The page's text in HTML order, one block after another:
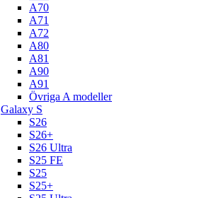
A70
A71
A72
A80
A81
A90
A91
Övriga A modeller
Galaxy S
S26
S26+
S26 Ultra
S25 FE
S25
S25+